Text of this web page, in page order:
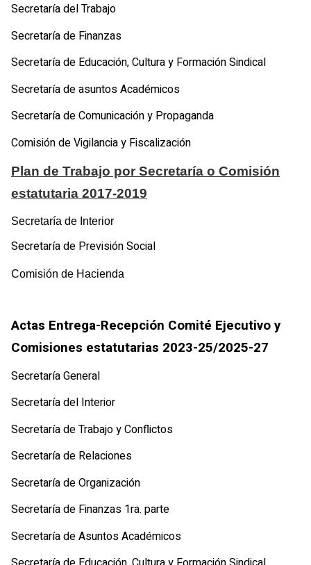
Secretaría del Trabajo
Secretaría de Finanzas
Secretaría de Educación, Cultura y Formación Sindical
Secretaría de asuntos Académicos
Secretaría de Comunicación y Propaganda
Comisión de Vigilancia y Fiscalización
Plan de Trabajo por Secretaría o Comisión
estatutaria 2017-2019
Secretaría de Interior
Secretaría de Previsión Social
Comisión de Hacienda
Actas Entrega-Recepción Comité Ejecutivo y
Comisiones estatutarias 2023-25/2025-27
Secretaría General
Secretaría del Interior
Secretaría de Trabajo y Conflictos
Secretaría de Relaciones
Secretaría de Organización
Secretaría de Finanzas 1ra. parte
Secretaría de Asuntos Académicos